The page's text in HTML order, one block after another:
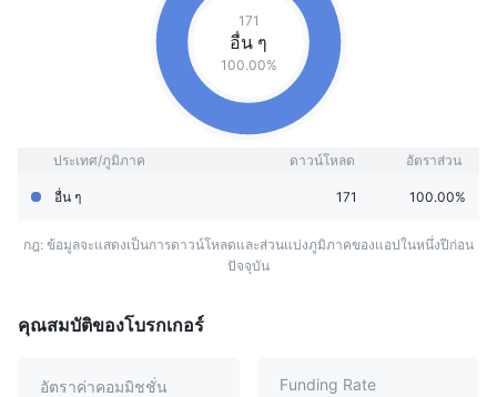
171
อื่น ๆ
100.00%
ประเทศ/ภูมิภาค ดาวน์โหลด อัตราส่วน
อื่น ๆ 171 100.00%
กฎ: ข้อมูลจะแสดงเป็นการดาวน์โหลดและส่วนแบ่งภูมิภาคของแอปในหนึ่งปีก่อน
ปัจจุบัน
คุณสมบัติของโบรกเกอร์
อัตราค่าคอมมิชชั่น Funding Rate